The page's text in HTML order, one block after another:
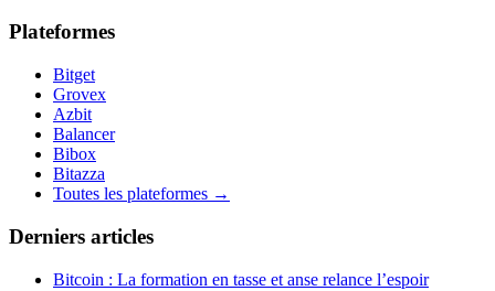
Plateformes
Bitget
Grovex
Azbit
Balancer
Bibox
Bitazza
Toutes les plateformes →
Derniers articles
Bitcoin : La formation en tasse et anse relance l’espoir